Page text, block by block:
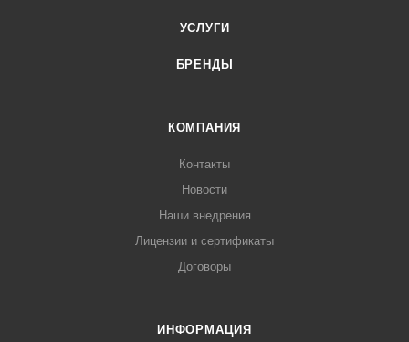
УСЛУГИ
БРЕНДЫ
КОМПАНИЯ
Контакты
Новости
Наши внедрения
Лицензии и сертификаты
Договоры
ИНФОРМАЦИЯ